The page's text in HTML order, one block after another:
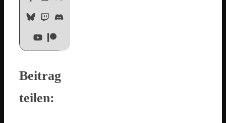
Beitrag
teilen: